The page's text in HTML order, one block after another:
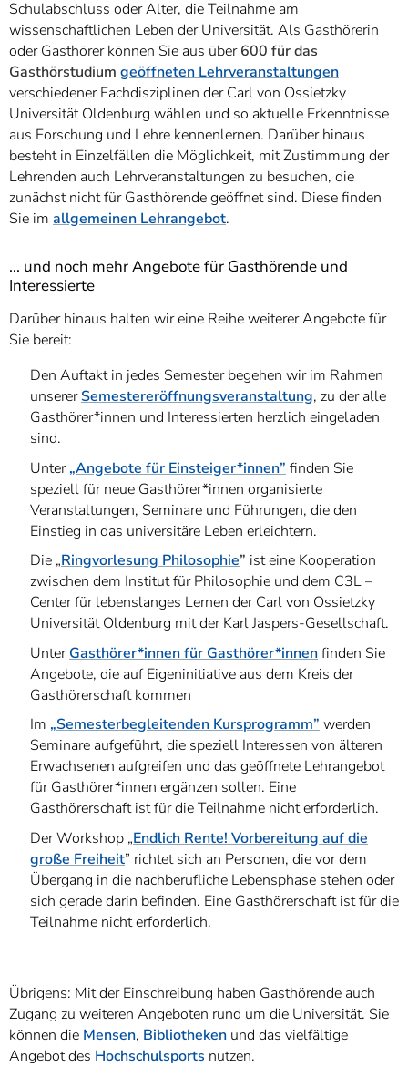
Schulabschluss oder Alter, die Teilnahme am
wissenschaftlichen Leben der Universität. Als Gasthörerin
oder Gasthörer können Sie aus über600 für das
Gasthörstudium geöffneten Lehrveranstaltungen
verschiedener Fachdisziplinen der Carl von Ossietzky
Universität Oldenburg wählen und so aktuelle Erkenntnisse
aus Forschung und Lehre kennenlernen. Darüber hinaus
besteht in Einzelfällen die Möglichkeit, mit Zustimmung der
Lehrenden auch Lehrveranstaltungen zu besuchen, die
zunächst nicht für Gasthörende geöffnet sind. Diese finden
Sie im allgemeinen Lehrangebot.
... und noch mehr Angebote für Gasthörende und
Interessierte
Darüber hinaus halten wir eine Reihe weiterer Angebote für
Sie bereit:
Den Auftakt in jedes Semester begehen wir im Rahmen
unsererSemestereröffnungsveranstaltung, zu der alle
Gasthörer*innen und Interessierten herzlich eingeladen
sind.
Unter „Angebote für Einsteiger*innen” finden Sie
speziell für neue Gasthörer*innen organisierte
Veranstaltungen, Seminare und Führungen, die den
Einstieg in das universitäre Leben erleichtern.
Die „Ringvorlesung Philosophie” ist eine Kooperation
zwischen dem Institut für Philosophie und dem C3L –
Center für lebenslanges Lernen der Carl von Ossietzky
Universität Oldenburg mit der Karl Jaspers-Gesellschaft.
Unter Gasthörer*innen für Gasthörer*innenfinden Sie
Angebote, die auf Eigeninitiative aus dem Kreis der
Gasthörerschaft kommen
Im „Semesterbegleitenden Kursprogramm” werden
Seminare aufgeführt, die speziell Interessen von älteren
Erwachsenen aufgreifen und das geöffnete Lehrangebot
für Gasthörer*innen ergänzen sollen. Eine
Gasthörerschaft ist für die Teilnahme nicht erforderlich.
Der Workshop „Endlich Rente! Vorbereitung auf die
große Freiheit” richtet sich an Personen, die vor dem
Übergang in die nachberufliche Lebensphase stehen oder
sich gerade darin befinden. Eine Gasthörerschaft ist für die
Teilnahme nicht erforderlich.
Übrigens: Mit der Einschreibung haben Gasthörende auch
Zugang zu weiteren Angeboten rund um die Universität. Sie
können die Mensen, Bibliotheken und das vielfältige
Angebot des Hochschulsports nutzen.